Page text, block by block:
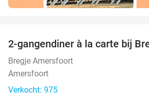
2-gangendiner à la carte bij
Bregje Amersfoort
Amersfoort
Verkocht: 975